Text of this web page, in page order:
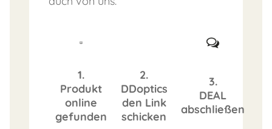
1.
Produkt
online
gefunden
2.
DDoptics
den Link
schicken
3.
DEAL
abschließen